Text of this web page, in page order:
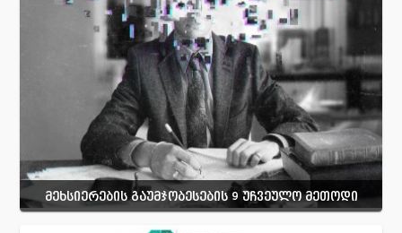
მეხსიერების გაუმჯობესების 9 უჩვეულო მეთოდი